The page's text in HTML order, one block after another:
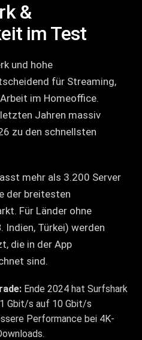
&
im Test
und hohe
für Streaming,
im Homeoffice.
Jahren massiv
zu den schnellsten
mehr als 3.200 Server
der breitesten
Für Länder ohne
Indien, Türkei) werden
die in der App
sind.
Ende 2024 hat Surfshark
Gbit/s auf 10 Gbit/s
Performance bei 4K-